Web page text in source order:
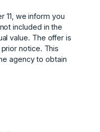
11, we inform you
included in the
value. The offer is
‌notice. ‌This
‌agency ‌to obtain